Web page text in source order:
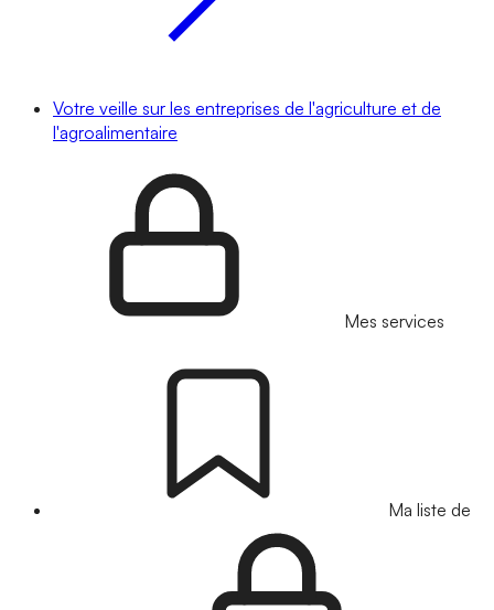
Votre veille sur les entreprises de l'agriculture et de
l'agroalimentaire
Mes services
Ma liste de